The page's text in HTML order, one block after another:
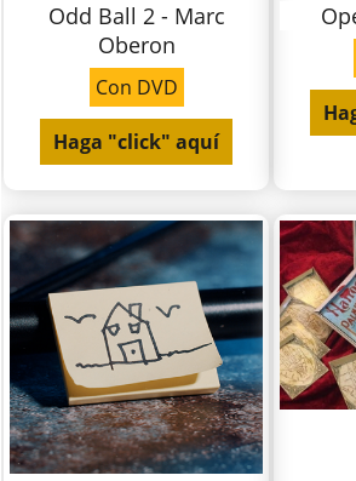
Odd Ball 2 - Marc
Oberon
Con DVD
Haga "click" aquí